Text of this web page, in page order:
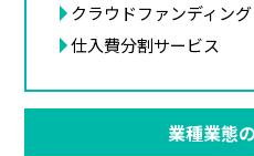
クラウドファンディング
仕入費分割サービス
業種業態